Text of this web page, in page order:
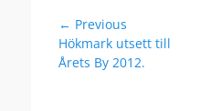
Post
navigation
← Previous
Previous
post:
Hökmark utsett till
Årets By 2012.